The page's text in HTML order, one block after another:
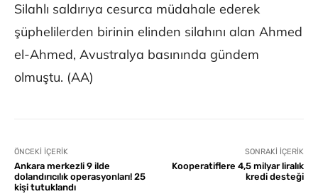
Silahlı saldırıya cesurca müdahale ederek
şüphelilerden birinin elinden silahını alan Ahmed
el-Ahmed, Avustralya basınında gündem
olmuştu. (AA)
ÖNCEKI İÇERIK
Ankara merkezli 9 ilde
dolandırıcılık operasyonları! 25
kişi tutuklandı
SONRAKI İÇERIK
Kooperatiflere 4,5 milyar liralık
kredi desteği